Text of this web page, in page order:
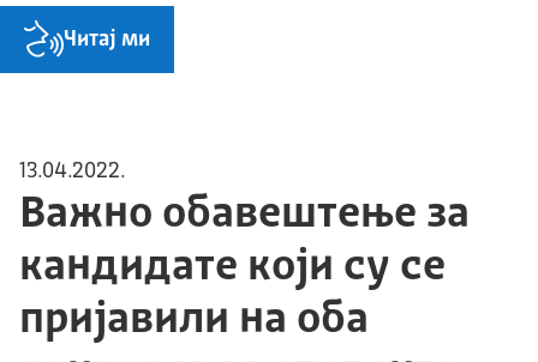
Читај ми
13.04.2022.
Важно обавештење за
кандидате који су се
пријавили на оба